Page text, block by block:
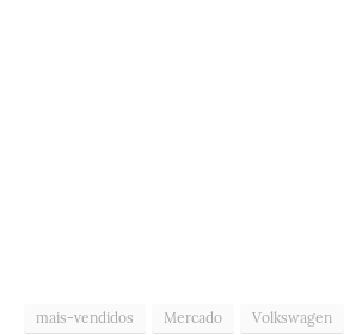
mais-vendidos Mercado Volkswagen